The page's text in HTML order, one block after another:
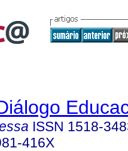
ISSN 1518-
416X